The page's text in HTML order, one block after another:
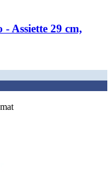
-​ Assiette 29 cm,